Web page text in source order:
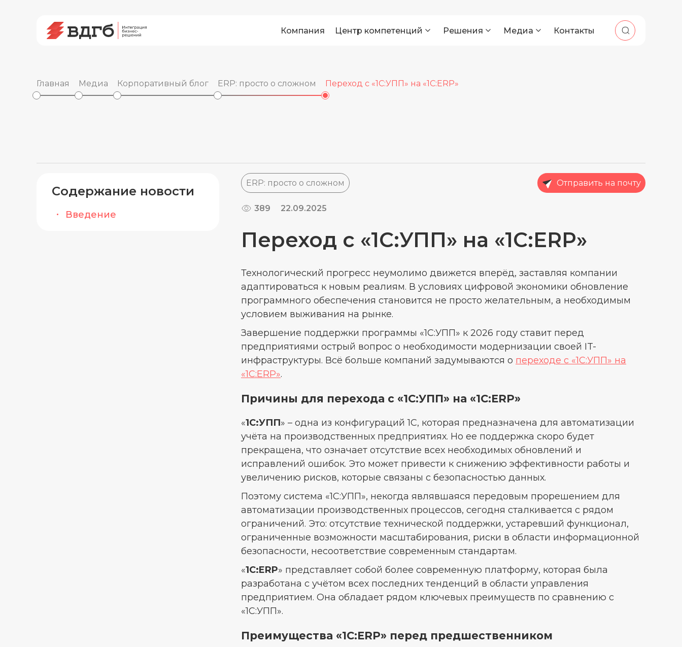
Компания Центр компетенций Решения Медиа Контакты
Главная Медиа Корпоративный блог ERP: просто о сложном Переход с «1С:УПП» на «1С:ERP»
Содержание новости
Введение
ERP: просто о сложном Отправить на почту
389 22.09.2025
Переход с «1С:УПП» на «1С:ERP»
Технологический прогресс неумолимо движется вперёд, заставляя компании
адаптироваться к новым реалиям. В условиях цифровой экономики обновление
программного обеспечения становится не просто желательным, а необходимым
условием выживания на рынке.
Завершение поддержки программы «1С:УПП» к 2026 году ставит перед
предприятиями острый вопрос о необходимости модернизации своей IT-
инфраструктуры. Всё больше компаний задумываются о переходе с «1С:УПП» на
«1С:ERP».
Причины для перехода с «1С:УПП» на «1С:ERP»
«1С:УПП» – одна из конфигураций 1С, которая предназначена для автоматизации
учёта на производственных предприятиях. Но ее поддержка скоро будет
прекращена, что означает отсутствие всех необходимых обновлений и
исправлений ошибок. Это может привести к снижению эффективности работы и
увеличению рисков, которые связаны с безопасностью данных.
Поэтому система «1С:УПП», некогда являвшаяся передовым прорешением для
автоматизации производственных процессов, сегодня сталкивается с рядом
ограничений. Это: отсутствие технической поддержки, устаревший функционал,
ограниченные возможности масштабирования, риски в области информационной
безопасности, несоответствие современным стандартам.
«1С:ERP» представляет собой более современную платформу, которая была
разработана с учётом всех последних тенденций в области управления
предприятием. Она обладает рядом ключевых преимуществ по сравнению с
«1С:УПП».
Преимущества «1С:ERP» перед предшественником